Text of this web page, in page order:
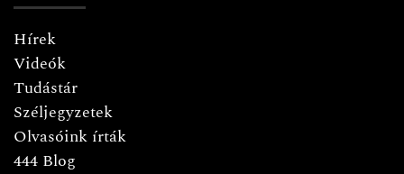
Hírek
Videók
Tudástár
Széljegyzetek
Olvasóink írták
444 Blog